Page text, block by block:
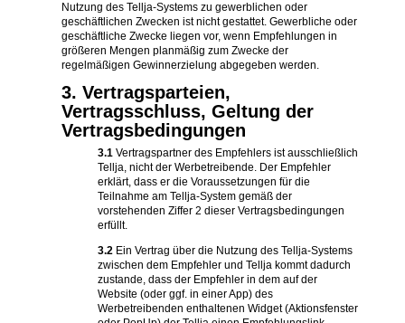
Nutzung des Tellja-Systems zu gewerblichen oder
geschäftlichen Zwecken ist nicht gestattet. Gewerbliche oder
geschäftliche Zwecke liegen vor, wenn Empfehlungen in
größeren Mengen planmäßig zum Zwecke der
regelmäßigen Gewinnerzielung abgegeben werden.
3. Vertragsparteien,
Vertragsschluss, Geltung der
Vertragsbedingungen
3.1 Vertragspartner des Empfehlers ist ausschließlich
Tellja, nicht der Werbetreibende. Der Empfehler
erklärt, dass er die Voraussetzungen für die
Teilnahme am Tellja-System gemäß der
vorstehenden Ziffer 2 dieser Vertragsbedingungen
erfüllt.
3.2 Ein Vertrag über die Nutzung des Tellja-Systems
zwischen dem Empfehler und Tellja kommt dadurch
zustande, dass der Empfehler in dem auf der
Website (oder ggf. in einer App) des
Werbetreibenden enthaltenen Widget (Aktionsfenster